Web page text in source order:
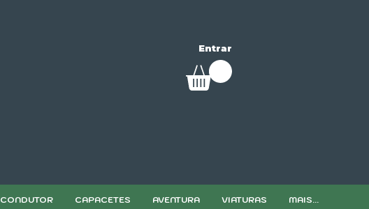
Entrar
CONDUTOR CAPACETES AVENTURA VIATURAS MAIS...